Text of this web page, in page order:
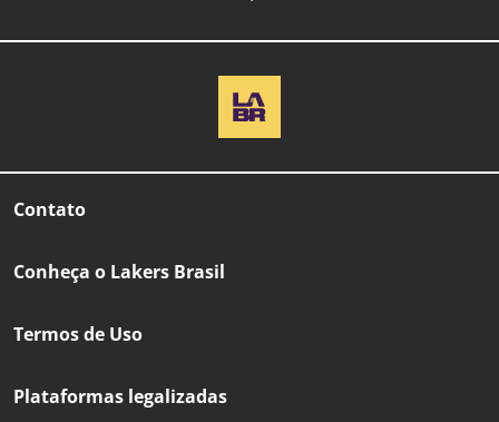
Contato
Conheça o Lakers Brasil
Termos de Uso
Plataformas legalizadas